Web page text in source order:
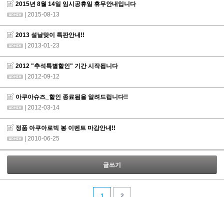
2015년 8월 14일 임시공휴일 휴무안내입니다
| 2015-08-13
2013 설날맞이 특판안내!!
| 2013-01-23
2012 "추석특별할인" 기간 시작됩니다
| 2012-09-12
아쿠아슈즈_할인 종료됨을 알려드립니다!!
| 2012-03-14
정품 아쿠아로빅 봉 이벤트 마감안내!!
| 2010-06-25
글쓰기